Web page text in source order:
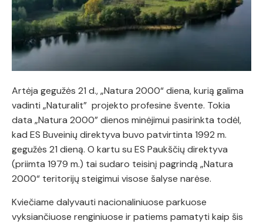
Artėja gegužės 21 d., „Natura 2000“ diena, kurią galima
vadinti „Naturalit” projekto profesine švente. Tokia
data „Natura 2000” dienos minėjimui pasirinkta todėl,
kad ES Buveinių direktyva buvo patvirtinta 1992 m.
gegužės 21 dieną. O kartu su ES Paukščių direktyva
(priimta 1979 m.) tai sudaro teisinį pagrindą „Natura
2000“ teritorijų steigimui visose šalyse narėse.
Kviečiame dalyvauti nacionaliniuose parkuose
vyksiančiuose renginiuose ir patiems pamatyti kaip šis